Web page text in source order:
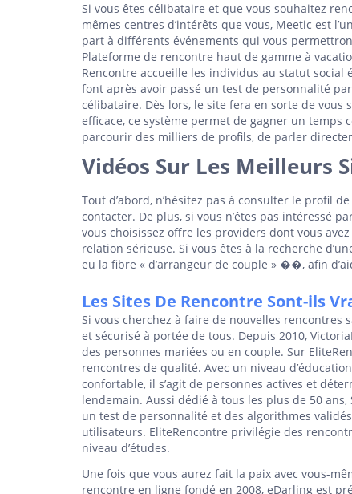
Si vous êtes célibataire et que vous souhaitez
mêmes centres d’intérêts que vous, Meetic est
part à différents événements qui vous
Plateforme de rencontre haut de gamme à
Rencontre accueille les individus au statut
font après avoir passé un test de personnalité
célibataire. Dès lors, le site fera en sorte de
efficace, ce système permet de gagner un
parcourir des milliers de profils, de parler
Vidéos Sur Les Meilleurs
Tout d’abord, n’hésitez pas à consulter le profil
contacter. De plus, si vous n’êtes pas intéressé
vous choisissez offre les providers dont vous
relation sérieuse. Si vous êtes à la recherche
eu la fibre « d’arrangeur de couple » ��, afin
Les Sites De Rencontre Sont-ils
Si vous cherchez à faire de nouvelles
et sécurisé à portée de tous. Depuis 2010,
des personnes mariées ou en couple. Sur
rencontres de qualité. Avec un niveau
confortable, il s’agit de personnes actives et
lendemain. Aussi dédié à tous les plus de 50
un test de personnalité et des algorithmes
utilisateurs. EliteRencontre privilégie des
niveau d’études.
Une fois que vous aurez fait la paix avec vous-
rencontre en ligne fondé en 2008, eDarling est